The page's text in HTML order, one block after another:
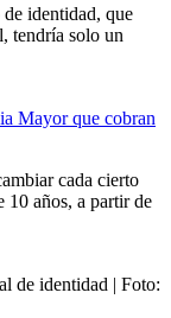
identidad, que
tendría solo un
Mayor que cobran
cada cierto
10 años, a partir de
de identidad | Foto: